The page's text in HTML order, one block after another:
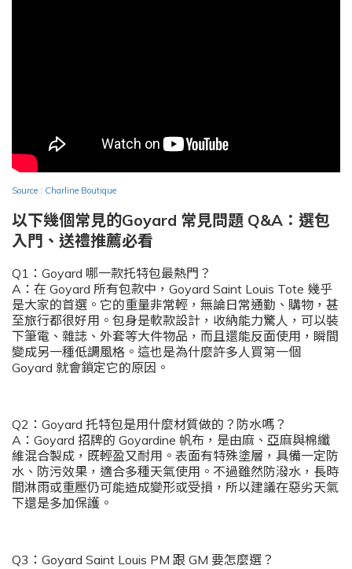
Source : Charline Boutique
以下幾個常見的Goyard 常見問題 Q&A：選包
入門、送禮推薦必看
Q1：Goyard 哪一款托特包最熱門？
A：在 Goyard 所有包款中，Goyard Saint Louis Tote 幾乎
是大家的首選。它的重量非常輕，無論日常通勤、購物，甚
至旅行都很好用。包身是軟款設計，收納能力驚人，可以裝
下筆電、雜誌、外套等大件物品，而且還能反面使用，瞬間
變成另一種低調風格。這也是為什麼許多人買第一個
Goyard 就會鎖定它的原因。
Q2：Goyard 托特包是用什麼材質做的？防水嗎？
A：Goyard 招牌的 Goyardine 帆布，是由麻、亞麻與棉纖
維混合製成，既輕盈又耐用。表面有特殊塗層，具備一定防
水、防污效果，適合多種天氣使用。不過雖然防潑水，長時
間淋雨或重壓仍可能造成變形或受損，所以建議在惡劣天氣
下還是多加保護。
Q3：Goyard Saint Louis PM 跟 GM 要怎麼選？